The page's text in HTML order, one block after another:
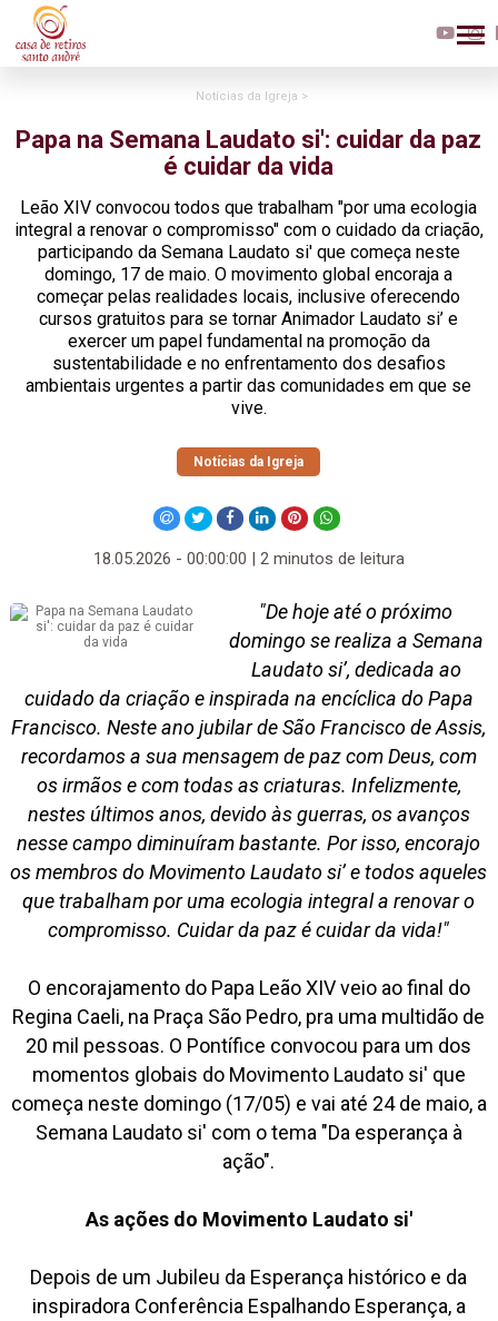
Notícias da Igreja >
Papa na Semana Laudato si': cuidar da paz
é cuidar da vida
Leão XIV convocou todos que trabalham "por uma ecologia
integral a renovar o compromisso" com o cuidado da criação,
participando da Semana Laudato si' que começa neste
domingo, 17 de maio. O movimento global encoraja a
começar pelas realidades locais, inclusive oferecendo
cursos gratuitos para se tornar Animador Laudato si’ e
exercer um papel fundamental na promoção da
sustentabilidade e no enfrentamento dos desafios
ambientais urgentes a partir das comunidades em que se
vive.
Notícias da Igreja
18.05.2026 - 00:00:00 | 2 minutos de leitura
"De hoje até o próximo
domingo se realiza a Semana
Laudato si’, dedicada ao
cuidado da criação e inspirada na encíclica do Papa
Francisco. Neste ano jubilar de São Francisco de Assis,
recordamos a sua mensagem de paz com Deus, com
os irmãos e com todas as criaturas. Infelizmente,
nestes últimos anos, devido às guerras, os avanços
nesse campo diminuíram bastante. Por isso, encorajo
os membros do Movimento Laudato si’ e todos aqueles
que trabalham por uma ecologia integral a renovar o
compromisso. Cuidar da paz é cuidar da vida!"
O encorajamento do Papa Leão XIV veio ao final do
Regina Caeli, na Praça São Pedro, pra uma multidão de
20 mil pessoas. O Pontífice convocou para um dos
momentos globais do Movimento Laudato si' que
começa neste domingo (17/05) e vai até 24 de maio, a
Semana Laudato si' com o tema "Da esperança à
ação".
As ações do Movimento Laudato si'
Depois de um Jubileu da Esperança histórico e da
inspiradora Conferência Espalhando Esperança, a